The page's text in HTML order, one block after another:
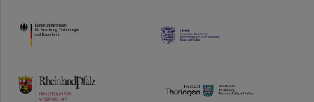
HMWK
TMWWDG